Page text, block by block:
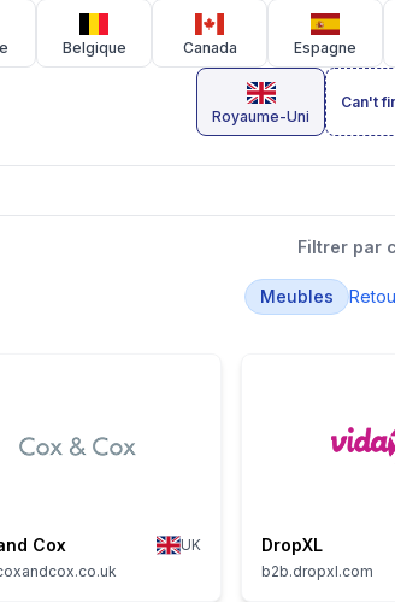
Belgique Canada Espagne
Royaume-Uni
Can't
Filtrer par
Meubles
Cox
UK
DropXL
b2b.dropxl.com